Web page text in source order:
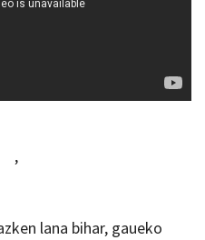
,
lana bihar, gaueko